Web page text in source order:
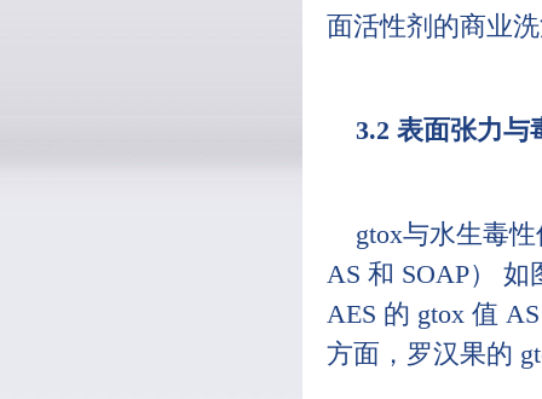
面活性剂的商业
3.2 表面张力与
gtox与水生毒
AS 和 SOAP）
AES 的 gtox 值
方面，罗汉果的